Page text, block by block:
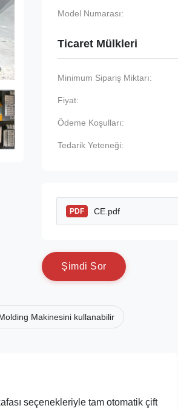
Model Numarası:
Ticaret Mülkleri
Minimum Sipariş Miktarı:
Fiyat:
Ödeme Koşulları:
Tedarik Yeteneği:
PDF CE.pdf
Şimdi Sor
Makinesini kullanabilir
seçenekleriyle tam otomatik çift